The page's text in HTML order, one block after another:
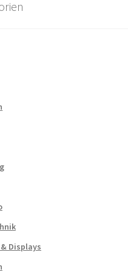
Displays